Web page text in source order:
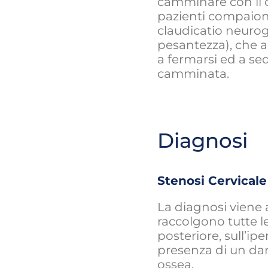
pazienti
claudicatio
pesantezza), che
a fermarsi ed a
camminata.
Diagnosi
Stenosi Cervicale
La diagnosi viene
raccolgono tutte
posteriore,
presenza di un
ossea.